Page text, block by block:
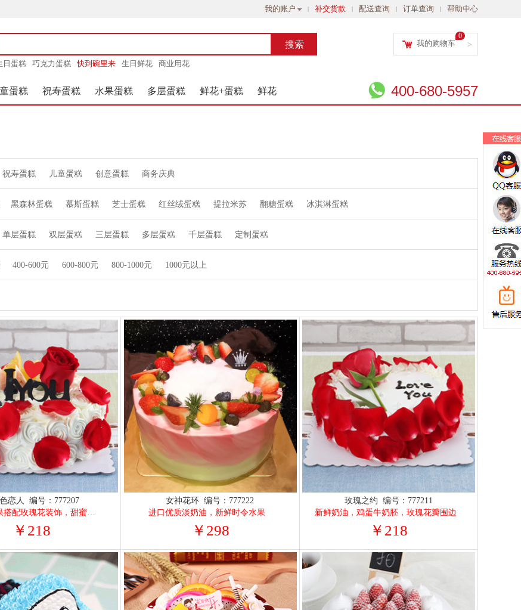
我的账户 | 补交货款 | 配送查询 | 订单查询 | 帮助中心
日蛋糕 巧克力蛋糕 快到碗里来 生日鲜花 商业用花
我的购物车
0
>
蛋糕 祝寿蛋糕 水果蛋糕 多层蛋糕 鲜花+蛋糕 鲜花 400-680-5957
祝寿蛋糕 儿童蛋糕 创意蛋糕 商务庆典
黑森林蛋糕 慕斯蛋糕 芝士蛋糕 红丝绒蛋糕 提拉米苏 翻糖蛋糕 冰淇淋蛋糕
单层蛋糕 双层蛋糕 三层蛋糕 多层蛋糕 千层蛋糕 定制蛋糕
400-600元 600-800元 800-1000元 1000元以上
恋人 编号：777207
新鲜时令水果搭配玫瑰花装饰，甜蜜而又浪漫
￥218
女神花环 编号：777222
进口优质淡奶油，新鲜时令水果
￥298
玫瑰之约 编号：777211
新鲜奶油，鸡蛋牛奶胚，玫瑰花瓣围边
￥218